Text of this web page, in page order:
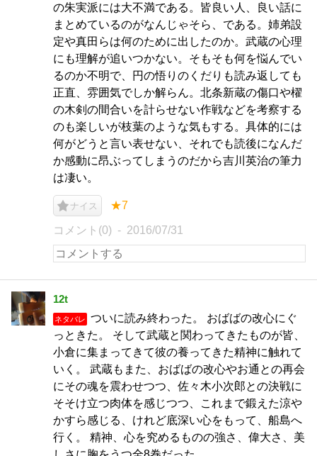
の朱実派には大不満である。皆良い人、良い話に
まとめているのがなんじゃそら、である。姉弟設
定や真田らは何のために出したのか。武蔵の心理
にも理解が追いつかない。そもそも何を悩んでい
るのか不明で、円の悟りのくだりも読み返しても
正直、雰囲気でしか解らん。北条新蔵の傷口や櫂
の木剣の間合いを計らせない作戦などを考察する
のも楽しいが枝葉のような気もする。具体的には
何がどうと言い表せない、それでも読後になんだ
か感動に昂ぶってしまうのだから吉川英治の筆力
は凄い。
ナイス ★7
コメント(0) 2016/07/31
12t
ネタバレ
ついに読み終わった。 おばばの改心にぐ
っときた。 そして武蔵と関わってきたものが皆、
小倉に集まってきて彼の養ってきた精神に触れて
いく。 武蔵もまた、おばばの改心やお通との再会
にその魂を震わせつつ、佐々木小次郎との決戦に
そそけ立つ肉体を感じつつ、これまで鍛えた涼や
かすら感じる、けれど底深い心をもって、船島へ
行く。 精神、心を究めるものの強さ、偉大さ、美